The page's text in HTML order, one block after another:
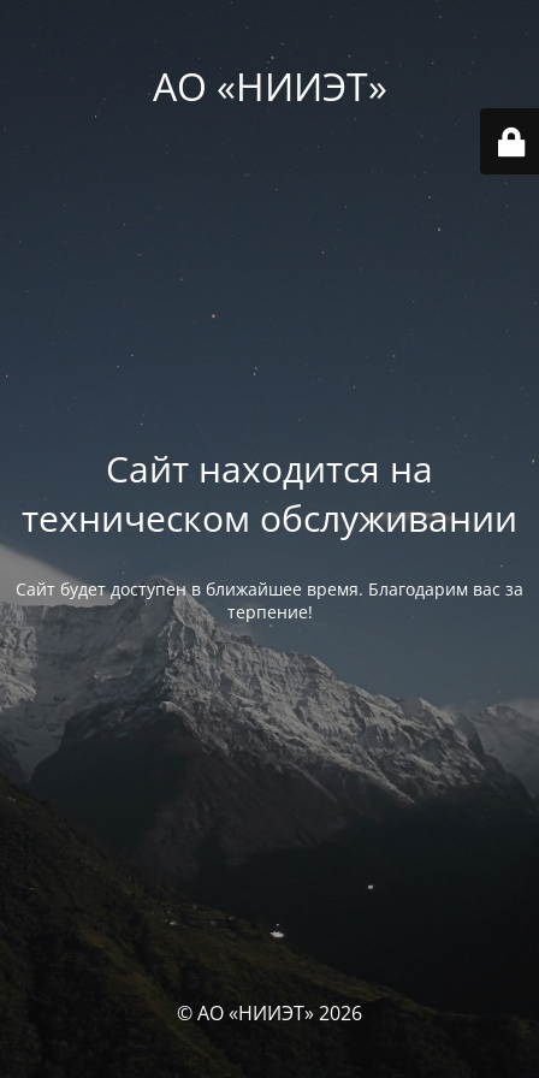
АО «НИИЭТ»
Сайт находится на
техническом обслуживании
Сайт будет доступен в ближайшее время. Благодарим вас за
терпение!
© АО «НИИЭТ» 2026